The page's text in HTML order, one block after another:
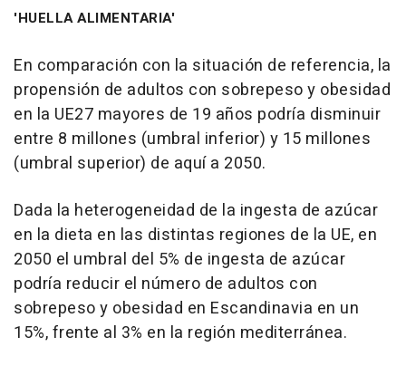
'HUELLA ALIMENTARIA'
En comparación con la situación de referencia, la
propensión de adultos con sobrepeso y obesidad
en la UE27 mayores de 19 años podría disminuir
entre 8 millones (umbral inferior) y 15 millones
(umbral superior) de aquí a 2050.
Dada la heterogeneidad de la ingesta de azúcar
en la dieta en las distintas regiones de la UE, en
2050 el umbral del 5% de ingesta de azúcar
podría reducir el número de adultos con
sobrepeso y obesidad en Escandinavia en un
15%, frente al 3% en la región mediterránea.